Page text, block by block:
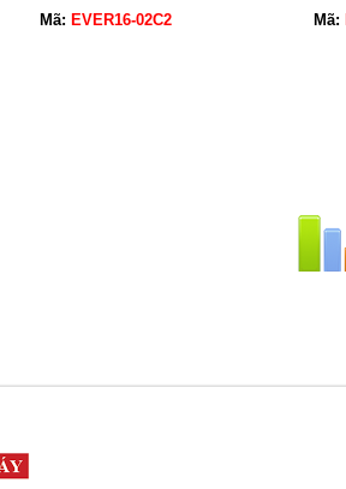
Mã: EVER16-02C2
Mã: